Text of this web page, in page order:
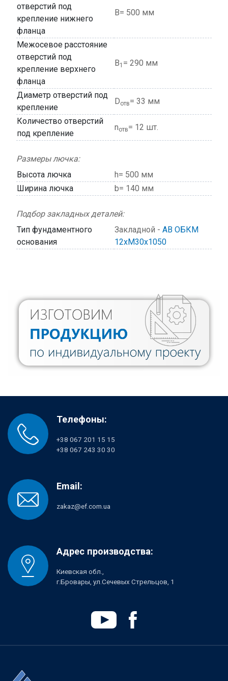
отверстий под
крепление нижнего
фланца
В= 500 мм
Межосевое расстояние
отверстий под
крепление верхнего
фланца
В1 = 290 мм
Диаметр отверстий под
крепление
Dотв= 33 мм
Количество отверстий
под крепление
nотв= 12 шт.
Размеры лючка:
Высота лючка
h= 500 мм
Ширина лючка
b= 140 мм
Подбор закладных деталей:
Тип фундаментного
основания
Закладной - АВ ОБКМ
12хМ30х1050
Телефоны:
+38 067 201 15 15
+38 067 243 30 30
Email:
zakaz@ef.com.ua
Адрес производства:
Киевская обл.,
г.Бровары, ул.Сечевых Стрельцов, 1